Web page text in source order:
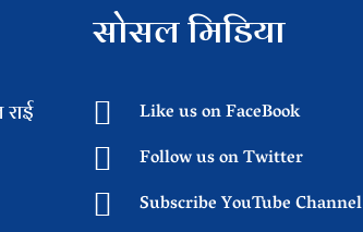
सोसल मिडिया
Like us on FaceBook
Follow us on Twitter
Subscribe YouTube Channel